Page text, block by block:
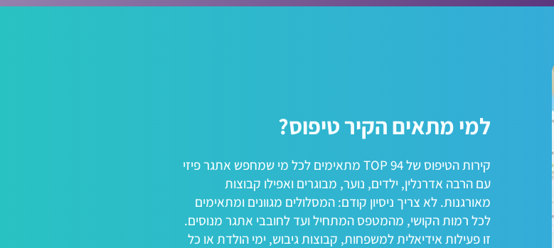
למי מתאים הקיר טיפוס?
קירות הטיפוס של TOP 94 מתאימים לכל מי שמחפש אתגר פיזי
עם הרבה אדרנלין, ילדים, נוער, מבוגרים ואפילו קבוצות
מאורגנות. לא צריך ניסיון קודם: המסלולים מגוונים ומתאימים
לכל רמות הקושי, מהמטפס המתחיל ועד לחובבי אתגר מנוסים.
זו פעילות אידיאלית למשפחות, קבוצות גיבוש, ימי הולדת או כל